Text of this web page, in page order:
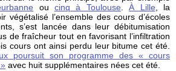
oucinq à Toulouse.À Lille, la
végétalisé l’ensemble des cours d’écoles
s’est lancée dans leur débitumisation
de fraîcheur tout en favorisant l’infiltration
cours ont ainsi perdu leur bitume cet été.
poursuit son programme des « cours
avec huit supplémentaires nées cet été.